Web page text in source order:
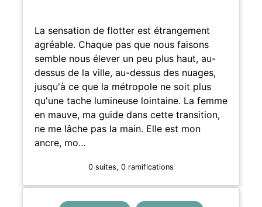
La sensation de flotter est étrangement
agréable. Chaque pas que nous faisons
semble nous élever un peu plus haut, au-
dessus de la ville, au-dessus des nuages,
jusqu'à ce que la métropole ne soit plus
qu'une tache lumineuse lointaine. La femme
en mauve, ma guide dans cette transition,
ne me lâche pas la main. Elle est mon
ancre, mo…
0 suites, 0 ramifications